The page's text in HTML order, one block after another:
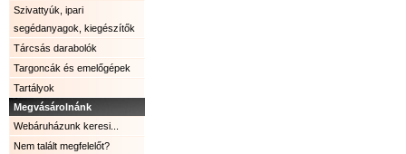
Szivattyúk, ipari
segédanyagok, kiegészítők
Tárcsás darabolók
Targoncák és emelőgépek
Tartályok
Megvásárolnánk
Webáruházunk keresi...
Nem talált megfelelőt?